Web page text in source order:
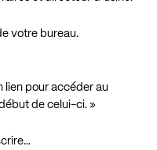
votre bureau.
lien pour accéder au
de celui-ci. »